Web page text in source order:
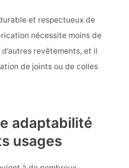
et respectueux de
nécessite moins de
revêtements, et il
de joints ou de colles
adaptabilité
usages